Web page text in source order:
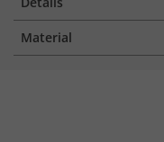
Material